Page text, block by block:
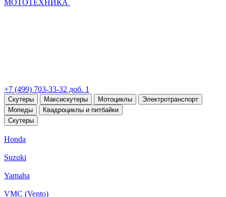
МОТОТЕХНИКА
+7 (499) 703-33-32 доб. 1
Скутеры Максискутеры Мотоциклы
Электротранспорт
Мопеды
Квадроциклы и питбайки
Скутеры
Honda
Suzuki
Yamaha
VMC (Vento)